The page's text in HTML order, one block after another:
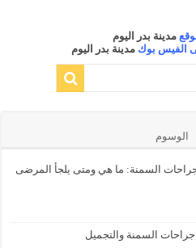
مدينة بدر اليوم
الفيس بوك مدينة بدر اليوم
الوسوم
السمنة: ما هي ومتى يلجأ المرضى
السمنة والتجميل